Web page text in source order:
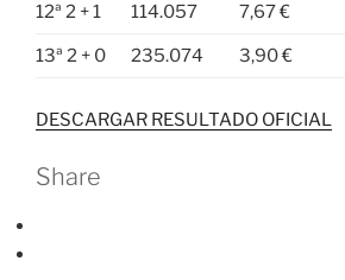
12ª 2 + 1 114.057 7,67 €
13ª 2 + 0 235.074 3,90 €
DESCARGAR RESULTADO OFICIAL
Share